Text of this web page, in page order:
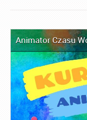
Animator Czasu